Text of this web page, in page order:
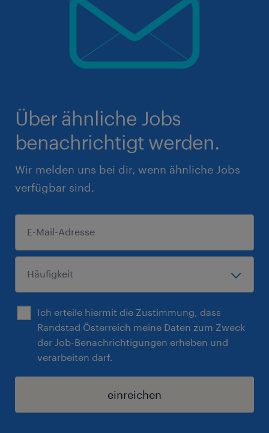
Über ähnliche Jobs
benachrichtigt werden.
Wir melden uns bei dir, wenn ähnliche Jobs
verfügbar sind.
Ich erteile hiermit die Zustimmung, dass
Randstad Österreich meine Daten zum Zweck
der Job-Benachrichtigungen erheben und
verarbeiten darf.
einreichen